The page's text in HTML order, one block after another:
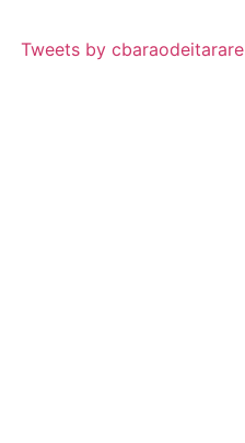
Tweets by cbaraodeitarare